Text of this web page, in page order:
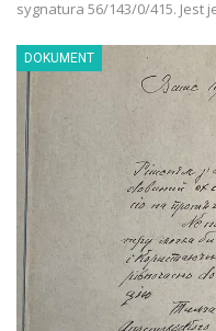
sygnatura 56/143/0/415.
DOKUMENT